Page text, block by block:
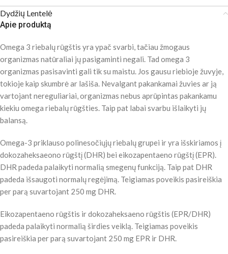
Dydžių Lentelė
Apie produktą
Omega 3 riebalų rūgštis yra ypač svarbi, tačiau žmogaus
organizmas natūraliai jų pasigaminti negali. Tad omega 3
organizmas pasisavinti gali tik su maistu. Jos gausu riebioje žuvyje,
tokioje kaip skumbrė ar lašiša. Nevalgant pakankamai žuvies ar ją
vartojant nereguliariai, organizmas nebus aprūpintas pakankamu
kiekiu omega riebalų rūgšties. Taip pat labai svarbu išlaikyti jų
balansą.
Omega-3 priklauso polinesočiųjų riebalų grupei ir yra išskiriamos į
dokozaheksaeono rūgštį (DHR) bei eikozapentaeno rūgštį (EPR).
DHR padeda palaikyti normalią smegenų funkciją. Taip pat DHR
padeda išsaugoti normalų regėjimą. Teigiamas poveikis pasireiškia
per parą suvartojant 250 mg DHR.
Eikozapentaeno rūgštis ir dokozaheksaeno rūgštis (EPR/DHR)
padeda palaikyti normalią širdies veiklą. Teigiamas poveikis
pasireiškia per parą suvartojant 250 mg EPR ir DHR.